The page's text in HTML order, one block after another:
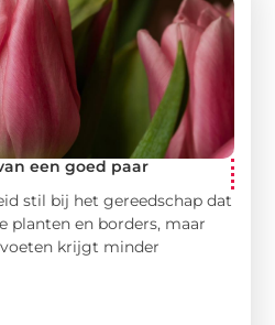
een goed paar
stil bij het gereedschap dat
planten en borders, maar
voeten krijgt minder